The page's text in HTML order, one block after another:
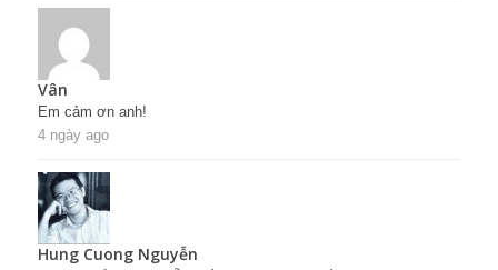
Vân
Em cảm ơn anh!
4 ngày ago
Hung Cuong Nguyễn